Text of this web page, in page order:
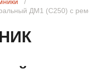
ДМ1 (С250) с